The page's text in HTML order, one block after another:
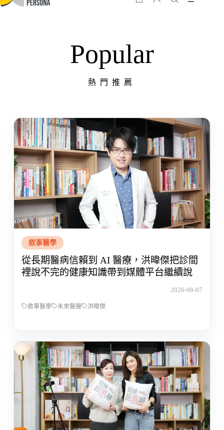
Popular
熱門推薦
敘事醫學
從長期醫病信賴到 AI 醫療，洪暐傑把診間
裡說不完的健康知識帶到媒體平台繼續說
2026-08-07
敘事醫學 未來醫聲 洪暐傑